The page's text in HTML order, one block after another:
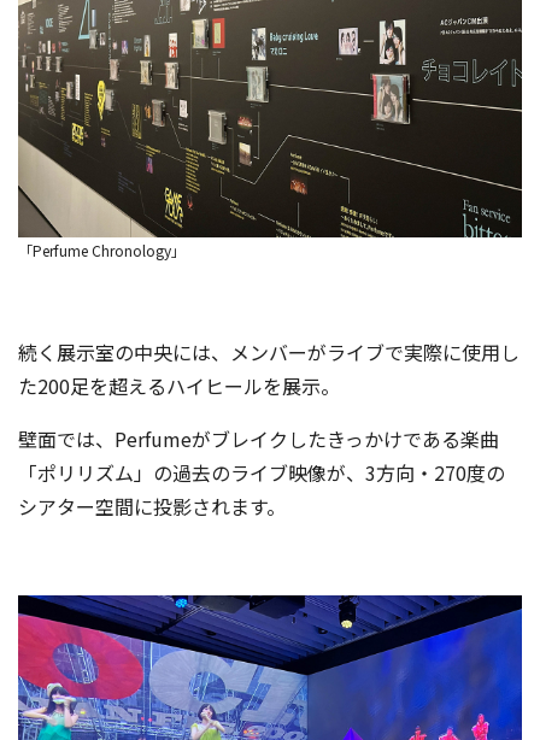
「Perfume Chronology」
続く展示室の中央には、メンバーがライブで実際に使用し
た200足を超えるハイヒールを展示。
壁面では、Perfumeがブレイクしたきっかけである楽曲
「ポリリズム」の過去のライブ映像が、3方向・270度の
シアター空間に投影されます。